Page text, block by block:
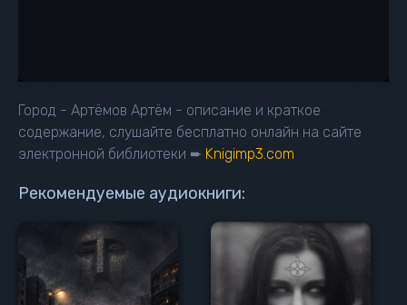
Город - Артёмов Артём - описание и краткое
содержание, слушайте бесплатно онлайн на сайте
электронной библиотеки ➨ Knigimp3.com
Рекомендуемые аудиокниги: